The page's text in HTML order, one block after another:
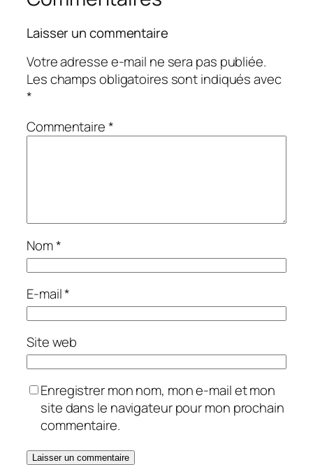
Laisser un commentaire
Votre adresse e-mail ne sera pas publiée.
Les champs obligatoires sont indiqués avec
*
Commentaire*
Nom*
E-mail*
Site web
Enregistrer mon nom, mon e-mail et mon
site dans le navigateur pour mon prochain
commentaire.